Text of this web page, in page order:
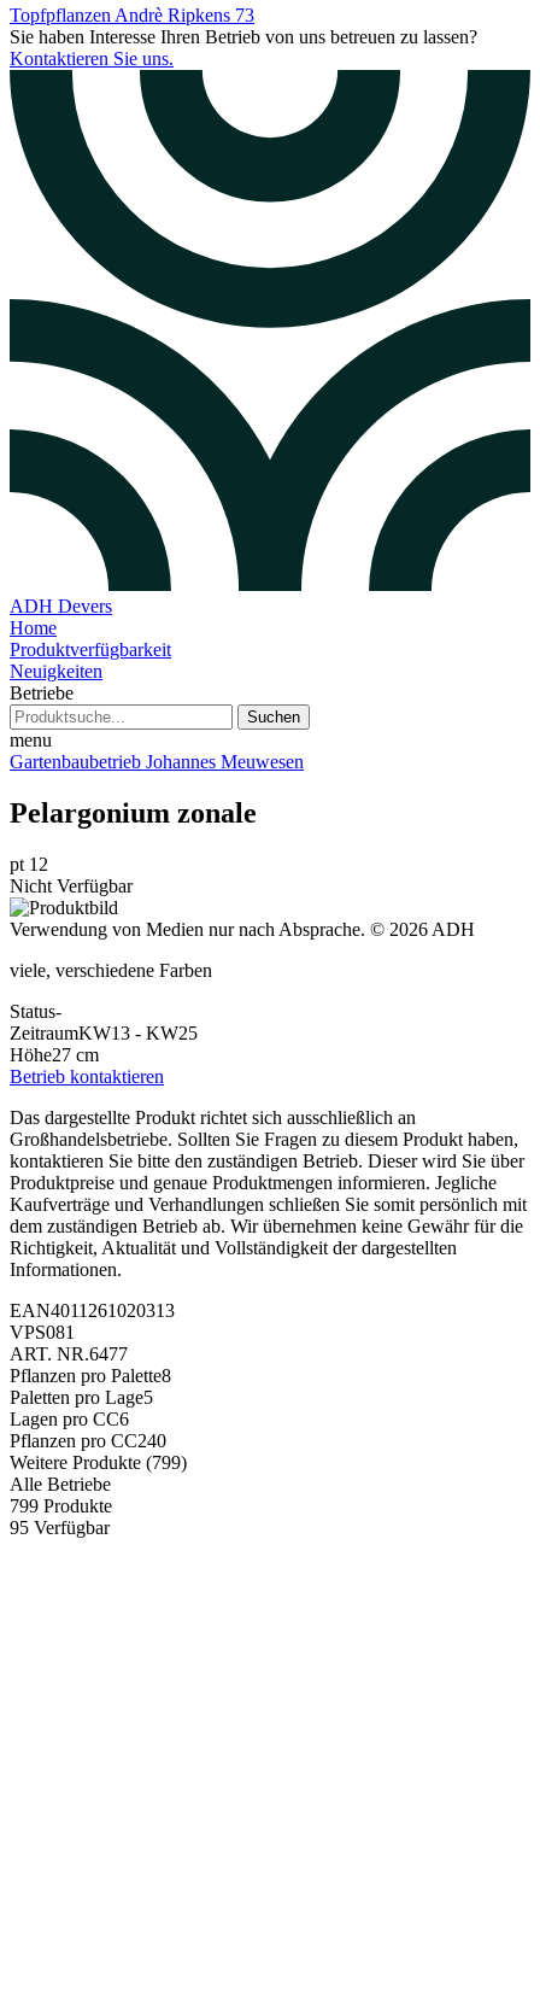
Topfpflanzen Andrè Ripkens 73
Sie haben Interesse Ihren Betrieb von uns betreuen zu lassen?
Kontaktieren Sie uns.
ADH Devers
Home
Produktverfügbarkeit
Neuigkeiten
Betriebe
Suchen
menu
Gartenbaubetrieb Johannes Meuwesen
Pelargonium zonale
pt 12
Nicht Verfügbar
Verwendung von Medien nur nach Absprache. © 2026 ADH
viele, verschiedene Farben
Status-
ZeitraumKW13 - KW25
Höhe27 cm
Betrieb kontaktieren
Das dargestellte Produkt richtet sich ausschließlich an
Großhandelsbetriebe. Sollten Sie Fragen zu diesem Produkt haben,
kontaktieren Sie bitte den zuständigen Betrieb. Dieser wird Sie über
Produktpreise und genaue Produktmengen informieren. Jegliche
Kaufverträge und Verhandlungen schließen Sie somit persönlich mit
dem zuständigen Betrieb ab. Wir übernehmen keine Gewähr für die
Richtigkeit, Aktualität und Vollständigkeit der dargestellten
Informationen.
EAN4011261020313
VPS081
ART. NR.6477
Pflanzen pro Palette8
Paletten pro Lage5
Lagen pro CC6
Pflanzen pro CC240
Weitere Produkte (799)
Alle Betriebe
799 Produkte
95 Verfügbar